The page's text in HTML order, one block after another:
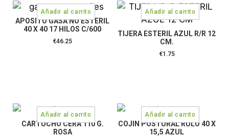
APOSITO GASA NO ESTERIL
40 X 40 17 HILOS C/600
€46.25
TIJERA ESTERIL AZUL R/R 12
CM.
€1.75
CARTUCHO CERA 110 G.
ROSA
COJIN POSTURAL RULO 40 X
15,5 AZUL